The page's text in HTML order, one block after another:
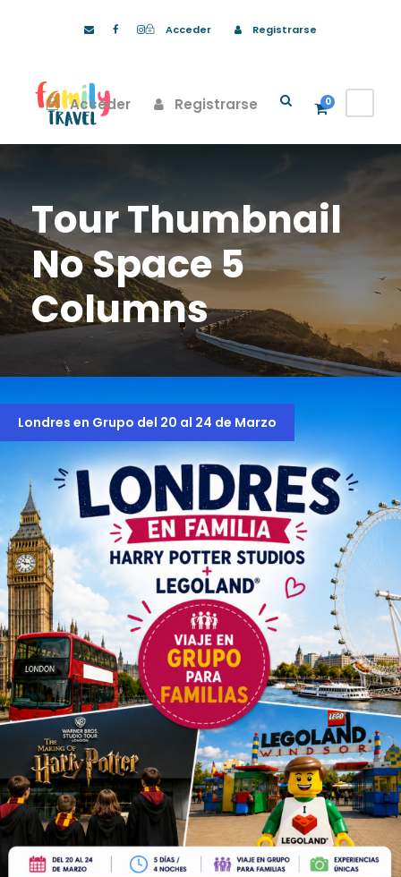
Acceder Registrarse
Acceder Registrarse 0
Tour Thumbnail
No Space 5
Columns
Londres en Grupo del 20 al 24 de Marzo